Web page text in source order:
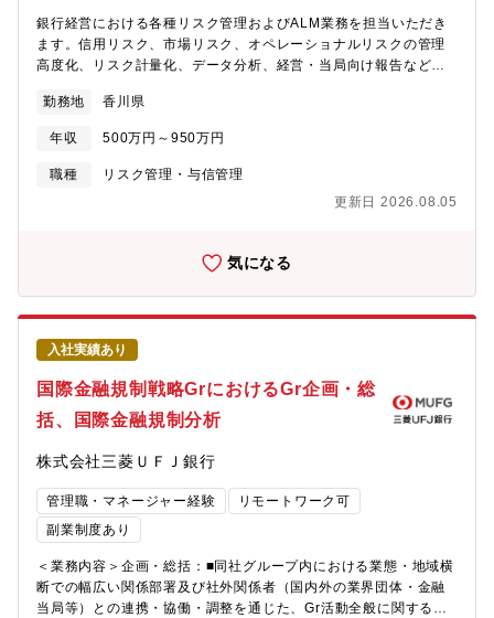
銀行経営における各種リスク管理およびALM業務を担当いただき
ます。信用リスク、市場リスク、オペレーショナルリスクの管理
高度化、リスク計量化、データ分析、経営・当局向け報告などを
す。具体的に、【統合リスク管理】■信用リスク管理■市場リスク
管理■オペレーショナルリスク管理■リスク管理手法の高度化
【ALM業務】■金利・為替・流動性リスク管理■資産・負債管理■
コア預金管理【リスク分析・計量化】■各種リスク量計測■信用リ
【レポーティング】■金融当局向け報告資料作成■行内経営向け資
し、銀行経営の高度化を支える中核ポジションです。ーーーーー
ーーーーーーーーーーーーーー【魅力】★ALM・金融リスク分析
の専門性を高められる事が可能。金利・為替・流動性リスクを踏
まえた資産負債管理（ALM）や、リスク量計測、ポートフォリオ
分析など、高度な金融分析業務に携われます。★データ分析・数
理的アプローチを活用できます。リスク計量化、信用リスクアセ
ット算出、与信ポートフォリオ分析など、データを活用した定量
的なリスク管理に取り組めます。★経営・当局に近い立場で提言
可能。行内経営層や金融当局向けのレポーティングを通じて、リ
データ分析の専門キャリアを築けます。金融知識と分析スキルを
掛け合わせ、市場価値の高いリスク管理スペシャリストとして成
長できます。
勤務地 香川県
年収 500万円～950万円
職種
リスク管理・与信管理
更新日 2026.08.05
気になる
入社実績あり
国際金融規制戦略GrにおけるGr企画・総
括、国際金融規制分析
株式会社三菱ＵＦＪ銀行
管理職・マネージャー経験
リモートワーク可
副業制度あり
＜業務内容＞企画・総括：■同社グループ内における業態・地域横
断での幅広い関係部署及び社外関係者（国内外の業界団体・金融
当局等）との連携・協働・調整を通じた、Gr活動全般に関する企